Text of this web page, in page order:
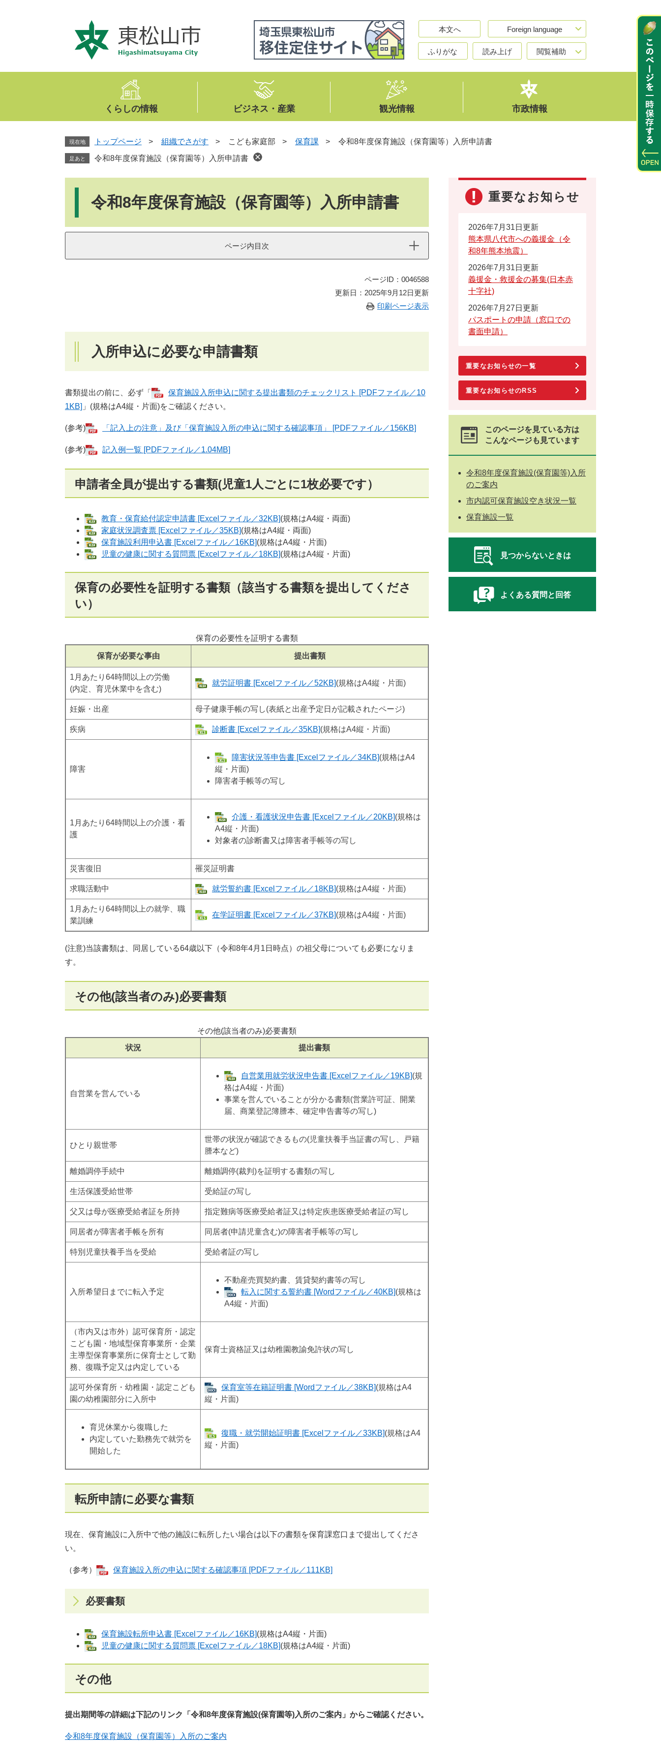
文
本文へ Foreign language
ふりがな 読み上げ 閲覧補助
くらしの情報 ビジネス・産業 観光情報 市政情報
現在地 トップページ > 組織でさがす > こども家庭部 > 保育課 > 令和8年度保育施設（保育園等）入所申請書
足あと 令和8年度保育施設（保育園等）入所申請書
令和8年度保育施設（保育園等）入所申請書
ページ内目次
ページID：0046588
更新日：2025年9月12日更新
印刷ページ表示
入所申込に必要な申請書類
書類提出の前に、必ず「
保育施設入所申込に関する提出書類のチェックリスト [PDFファイル／10
1KB] 」(規格はA4縦・片面)をご確認ください。
(参考) 「記入上の注意」及び「保育施設入所の申込に関する確認事項」 [PDFファイル／156KB]
(参考) 記入例一覧 [PDFファイル／1.04MB]
申請者全員が提出する書類(児童1人ごとに1枚必要です）
教育・保育給付認定申請書 [Excelファイル／32KB](規格はA4縦・両面)
家庭状況調査票 [Excelファイル／35KB](規格はA4縦・両面)
保育施設利用申込書 [Excelファイル／16KB](規格はA4縦・片面)
児童の健康に関する質問票 [Excelファイル／18KB](規格はA4縦・片面)
保育の必要性を証明する書類（該当する書類を提出してくださ
い）
保育の必要性を証明する書類
保育が必要な事由 提出書類
1月あたり64時間以上の労働
(内定、育児休業中を含む)
就労証明書 [Excelファイル／52KB](規格はA4縦・片面)
妊娠・出産 母子健康手帳の写し(表紙と出産予定日が記載されたページ)
疾病 診断書 [Excelファイル／35KB](規格はA4縦・片面)
障害
障害状況等申告書 [Excelファイル／34KB](規格はA4
縦・片面)
障害者手帳等の写し
1月あたり64時間以上の介護・看
護
介護・看護状況申告書 [Excelファイル／20KB](規格は
A4縦・片面)
対象者の診断書又は障害者手帳等の写し
災害復旧 罹災証明書
求職活動中 就労誓約書 [Excelファイル／18KB](規格はA4縦・片面)
1月あたり64時間以上の就学、職
業訓練
在学証明書 [Excelファイル／37KB](規格はA4縦・片面)
(注意)当該書類は、同居している64歳以下（令和8年4月1日時点）の祖父母についても必要になりま
す。
その他(該当者のみ)必要書類
その他(該当者のみ)必要書類
状況
提出書類
自営業を営んでいる
自営業用就労状況申告書 [Excelファイル／19KB](規
格はA4縦・片面)
事業を営んでいることが分かる書類(営業許可証、開業
届、商業登記簿謄本、確定申告書等の写し)
ひとり親世帯
世帯の状況が確認できるもの(児童扶養手当証書の写し、戸籍
謄本など)
離婚調停手続中 離婚調停(裁判)を証明する書類の写し
生活保護受給世帯 受給証の写し
父又は母が医療受給者証を所持 指定難病等医療受給者証又は特定疾患医療受給者証の写し
同居者が障害者手帳を所有 同居者(申請児童含む)の障害者手帳等の写し
特別児童扶養手当を受給 受給者証の写し
入所希望日までに転入予定
不動産売買契約書、賃貸契約書等の写し
転入に関する誓約書 [Wordファイル／40KB](規格は
A4縦・片面)​
（市内又は市外）認可保育所・認定
こども園・地域型保育事業所・企業
主導型保育事業所に保育士として勤
務、復職予定又は内定している
保育士資格証又は幼稚園教諭免許状の写し
認可外保育所・幼稚園・認定こども
園の幼稚園部分に入所中
保育室等在籍証明書 [Wordファイル／38KB](規格はA4
縦・片面)
育児休業から復職した
内定していた勤務先で就労を
開始した
復職・就労開始証明書 [Excelファイル／33KB](規格はA4
縦・片面)
転所申請に必要な書類
現在、保育施設に入所中で他の施設に転所したい場合は以下の書類を保育課窓口まで提出してくださ
い。
（参考） 保育施設入所の申込に関する確認事項 [PDFファイル／111KB]
必要書類
保育施設転所申込書 [Excelファイル／16KB](規格はA4縦・片面)
児童の健康に関する質問票 [Excelファイル／18KB](規格はA4縦・片面)
その他
提出期間等の詳細は下記のリンク「令和8年度保育施設(保育園等)入所のご案内」からご確認ください。
令和8年度保育施設（保育園等）入所のご案内
重要なお知らせ
2026年7月31日更新
熊本県八代市への義援金（令
和8年熊本地震）
2026年7月31日更新
義援金・救援金の募集(日本赤
十字社)
2026年7月27日更新
パスポートの申請（窓口での
書面申請）
重要なお知らせの一覧
重要なお知らせのRSS
このページを見ている方は
こんなページも見ています
令和8年度保育施設(保育園等)入所
のご案内
市内認可保育施設空き状況一覧
保育施設一覧
見つからないときは
よくある質問と回答